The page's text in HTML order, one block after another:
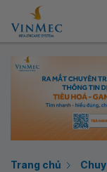
Trang chủ